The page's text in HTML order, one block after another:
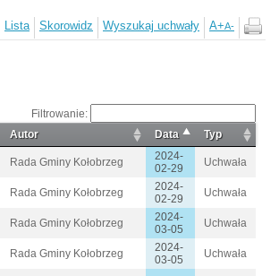
Lista Skorowidz Wyszukaj uchwały A+A-
Filtrowanie:
Autor Data Typ
Rada Gminy Kołobrzeg
2024-
02-29
Uchwała
Rada Gminy Kołobrzeg
2024-
02-29
Uchwała
Rada Gminy Kołobrzeg
2024-
03-05
Uchwała
Rada Gminy Kołobrzeg
2024-
03-05
Uchwała